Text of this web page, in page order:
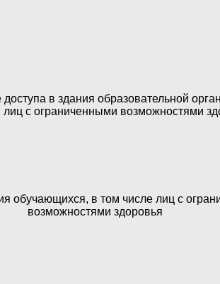
в здания образовательной
лиц с ограниченными возможностями
обучающихся, в том числе лиц с
возможностями здоровья